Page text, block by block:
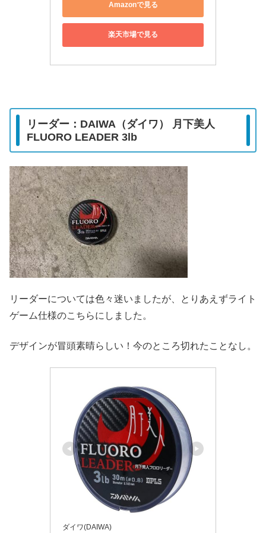
Amazonで見る
楽天市場で見る
リーダー：DAIWA（ダイワ） 月下美人
FLUORO LEADER 3lb
リーダーについては色々迷いましたが、とりあえずライト
ゲーム仕様のこちらにしました。
デザインが冒頭素晴らしい！今のところ切れたことなし。
ダイワ(DAIWA)